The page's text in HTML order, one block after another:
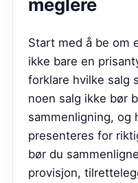
Start med å be om
ikke bare en
forklare hvilke salg
noen salg ikke bør
sammenligning, og
presenteres for
bør du
provisjon,